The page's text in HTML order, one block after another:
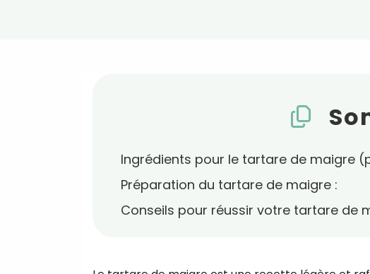
Ingrédients pour le tartare de maigre
Préparation du tartare de maigre :
Conseils pour réussir votre tartare de